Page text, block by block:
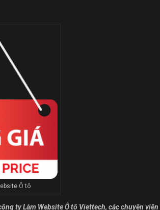
Ô tô
ty Làm Website Ô tô Viettech, các chuyên viên